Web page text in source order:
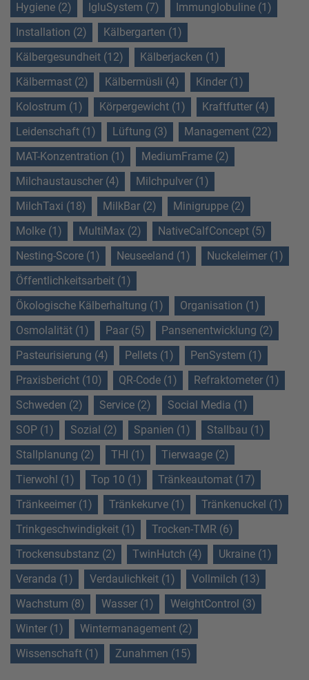
Hygiene (2)
IgluSystem (7)
Immunglobuline (1)
Installation (2)
Kälbergarten (1)
Kälbergesundheit (12)
Kälberjacken (1)
Kälbermast (2)
Kälbermüsli (4)
Kinder (1)
Kolostrum (1)
Körpergewicht (1)
Kraftfutter (4)
Leidenschaft (1)
Lüftung (3)
Management (22)
MAT-Konzentration (1)
MediumFrame (2)
Milchaustauscher (4)
Milchpulver (1)
MilchTaxi (18)
MilkBar (2)
Minigruppe (2)
Molke (1)
MultiMax (2)
NativeCalfConcept (5)
Nesting-Score (1)
Neuseeland (1)
Nuckeleimer (1)
Öffentlichkeitsarbeit (1)
Ökologische Kälberhaltung (1)
Organisation (1)
Osmolalität (1)
Paar (5)
Pansenentwicklung (2)
Pasteurisierung (4)
Pellets (1)
PenSystem (1)
Praxisbericht (10)
QR-Code (1)
Refraktometer (1)
Schweden (2)
Service (2)
Social Media (1)
SOP (1)
Sozial (2) Spanien (1)
Stallbau (1)
Stallplanung (2)
THI (1)
Tierwaage (2)
Tierwohl (1)
Top 10 (1)
Tränkeautomat (17)
Tränkeeimer (1)
Tränkekurve (1)
Tränkenuckel (1)
Trinkgeschwindigkeit (1)
Trocken-TMR (6)
Trockensubstanz (2)
TwinHutch (4)
Ukraine (1)
Veranda (1)
Verdaulichkeit (1)
Vollmilch (13)
Wachstum (8)
Wasser (1)
WeightControl (3)
Winter (1)
Wintermanagement (2)
Wissenschaft (1)
Zunahmen (15)